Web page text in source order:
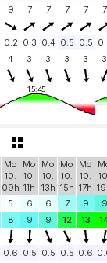
9 7 7 7 7 7
0.2 0.3 0.4 0.5 0.5
4 3 3 3 3 3
15:45
Mo
10.
09h
Mo
10.
11h
Mo
10.
13h
Mo
10.
15h
Mo
10.
17h
5 6 6 7 9
9
8 9 9 12 13
0.6 0.5 0.5 0.5 0.6